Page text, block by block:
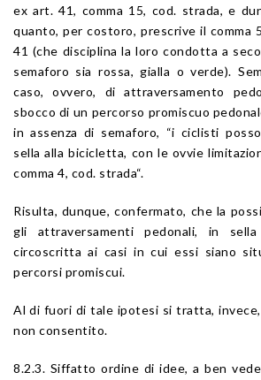
exart. 41, comma 15, cod. strada, e
quanto, per costoro, prescrive il comma
41 (che disciplina la loro condotta a
semaforo sia rossa, gialla o verde).
caso, ovvero, di attraversamento
sbocco di un percorso promiscuo
in assenza di semaforo, “i ciclisti
sella alla bicicletta, con le ovvie
comma 4, cod. strada“.
Risulta, dunque, confermato, che la
gli attraversamenti pedonali, in
circoscritta ai casi in cui essi siano
percorsi promiscui.
Al di fuori di tale ipotesi si tratta,
non consentito.
8.2.3. Siffatto ordine di idee, a ben